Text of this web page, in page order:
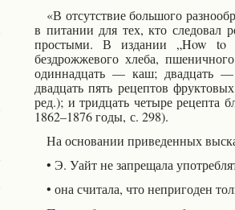
«В отсутствие большого
в питании для тех, кто следовал
простыми. В издании „How to
бездрожжевого хлеба,
одиннадцать — каш; двадцать
двадцать пять рецептов
ред.); и тридцать четыре
1862–1876 годы, с. 298).
На основании приведенных
• Э. Уайт не запрещала
• она считала, что непригоден